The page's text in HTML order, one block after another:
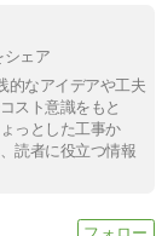
シェア
的なアイデアや工夫
スト意識をもと
っとした工事か
読者に役立つ情報